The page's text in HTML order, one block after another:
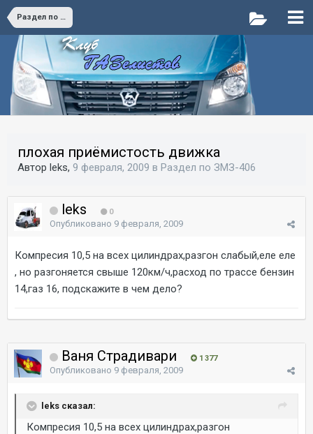
Раздел по ЗМЗ-406
плохая приёмистость движка
Автор leks, 9 февраля, 2009 в Раздел по ЗМЗ-406
leks 0
Опубликовано 9 февраля, 2009
Компресия 10,5 на всех цилиндрах,разгон слабый,еле еле
, но разгоняется свыше 120км/ч,расход по трассе бензин
14,газ 16, подскажите в чем дело?
Ваня Страдивари 1 377
Опубликовано 9 февраля, 2009
leks сказал:
Компресия 10,5 на всех цилиндрах,разгон